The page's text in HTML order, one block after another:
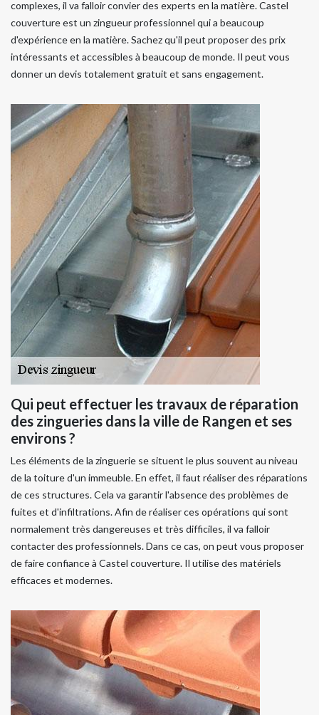
complexes, il va falloir convier des experts en la matière. Castel
couverture est un zingueur professionnel qui a beaucoup
d'expérience en la matière. Sachez qu'il peut proposer des prix
intéressants et accessibles à beaucoup de monde. Il peut vous
donner un devis totalement gratuit et sans engagement.
Qui peut effectuer les travaux de réparation
des zingueries dans la ville de Rangen et ses
environs ?
Les éléments de la zinguerie se situent le plus souvent au niveau
de la toiture d'un immeuble. En effet, il faut réaliser des réparations
de ces structures. Cela va garantir l'absence des problèmes de
fuites et d'infiltrations. Afin de réaliser ces opérations qui sont
normalement très dangereuses et très difficiles, il va falloir
contacter des professionnels. Dans ce cas, on peut vous proposer
de faire confiance à Castel couverture. Il utilise des matériels
efficaces et modernes.